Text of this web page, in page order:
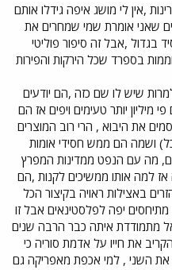
,אין לי מושג איפה גידלו אותם
שאני אומרת שמי שמחרים את
בגדול ,אבל זה סיפור פוליטי
בספרד שכל הירקות והפירות
שיש לו שם כזה ,הם יודעים
יותר טעימים ויפים אז הם
את היבוא , הרי רוב המוצרים
ושמה הם ממש חסידי אומות
מה עם הנפט ממדינות המפרץ
אז למה אותו ממשיכים לקנות ,הם
באצילות ראויה בקיצור הכל
יפה לפלסטינאים אבל זו
מתמודדת איתה כבר הרבה שנים
את חייו על אדמת סוריה כי
השני , למי אכפת מאפריקה גם